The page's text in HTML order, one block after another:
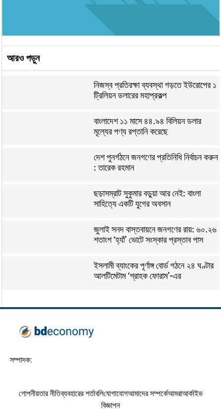
আরও পড়ুন
নিজস্ব প্রতিরক্ষা ব্যবস্থা গড়তে ইউরোপের ১
ট্রিলিয়ন ডলারের মহাপ্রকল্প
বাংলাদেশ ১১ মাসে ৪৪.৯৪ বিলিয়ন ডলার
মূল্যের পণ্য রপ্তানি করেছে
দেশ পুনর্গঠনে জনগণের প্রতিনিধি নির্বাচন করুন
: তারেক রহমান
ছড়াসম্রাট সুকুমার বড়ুয়া আর নেই: বাংলা
সাহিত্যে একটি যুগের অবসান
জুলাই সনদ বাস্তবায়নে জনগণের রায়: ৬০.২৬
শতাংশ ‘হ্যাঁ’ ভোটে সংস্কার প্রস্তাব পাস
ইসলামী ব্যাংকের পূর্ণাঙ্গ বোর্ড গঠনে ২৪ ঘণ্টার
আলটিমেটাম ‘গ্রাহক ফোরাম’-এর
সম্পাদক:
গোপনীয়তার নীতিব্যবহারের শর্তাবলিযোগাযোগআমাদের সম্পর্কেআমরাআর্কাইভ
বিজ্ঞাপন